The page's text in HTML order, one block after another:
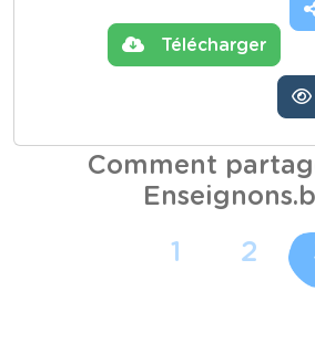
Télécharger
Comment
1 2